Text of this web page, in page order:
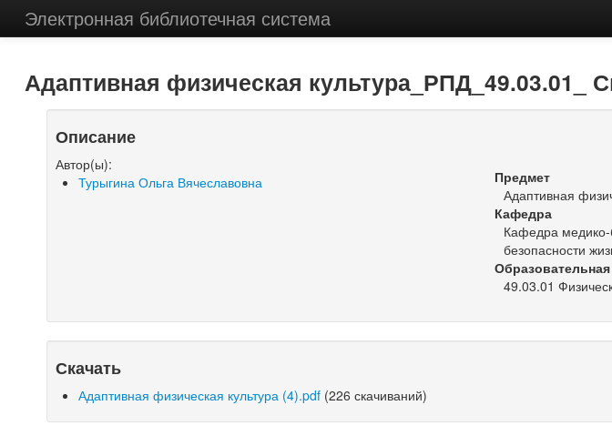
Электронная библиотечная система
Адаптивная физическая культура_РПД_49.03.01_
Описание
Автор(ы):
Турыгина Ольга Вячеславовна
Предмет
Адаптивная
Кафедра
Кафедра медико-
безопасности
49.03.01
Скачать
Адаптивная физическая культура (4).pdf (226 скачиваний)